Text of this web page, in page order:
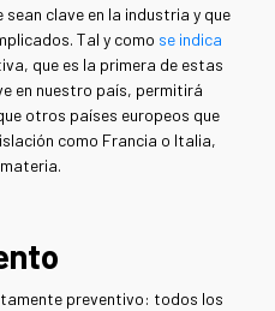
sean clave en la industria y que
Tal y como se indica
que es la primera de estas
en nuestro país, permitirá
otros países europeos que
como Francia o Italia,
preventivo: todos los